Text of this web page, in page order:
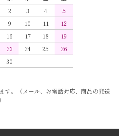
2 3 4
5
9 10 11
12
16 17 18
19
23 24 25
26
30
。（メール、お電話対応、商品の発送